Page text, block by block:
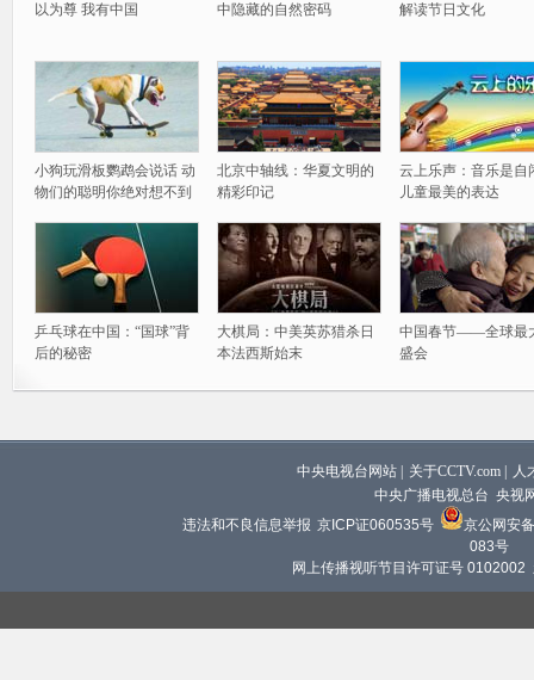
以为尊 我有中国
中隐藏的自然密码
解读节日文化
小狗玩滑板鹦鹉会说话 动
物们的聪明你绝对想不到
北京中轴线：华夏文明的
精彩印记
云上乐声：音乐是自
儿童最美的表达
乒乓球在中国：“国球”背
后的秘密
大棋局：中美英苏猎杀日
本法西斯始末
中国春节——全球最
盛会
中央电视台网站 关于CCTV.com
人
中央广播电视总台 央视
违法和不良信息举报 京ICP证060535号
京公网安
083号
网上传播视听节目许可证号